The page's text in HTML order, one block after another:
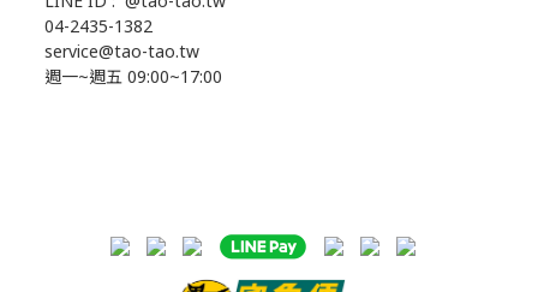
04-2435-1382
service@tao-tao.tw
週一~週五 09:00~17:00